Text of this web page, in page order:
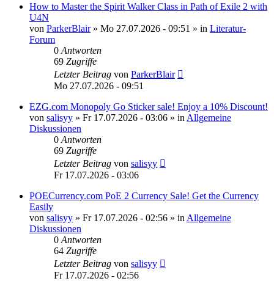
How to Master the Spirit Walker Class in Path of Exile 2 with
U4N
von ParkerBlair» Mo 27.07.2026 - 09:51 » in Literatur-
Forum
0 Antworten
69 Zugriffe
Letzter Beitrag von ParkerBlair
Mo 27.07.2026 - 09:51
EZG.com Monopoly Go Sticker sale! Enjoy a 10% Discount!
von salisyy » Fr 17.07.2026 - 03:06 » in Allgemeine
Diskussionen
0 Antworten
69 Zugriffe
Letzter Beitrag von salisyy
Fr 17.07.2026 - 03:06
POECurrency.com PoE 2 Currency Sale! Get the Currency
Easily
von salisyy » Fr 17.07.2026 - 02:56 » in Allgemeine
Diskussionen
0 Antworten
64 Zugriffe
Letzter Beitrag von salisyy
Fr 17.07.2026 - 02:56